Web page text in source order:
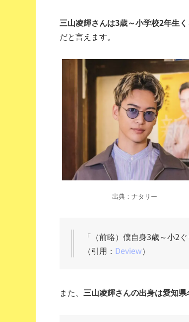
三山凌輝さんは3歳～小学校2年生
だと言えます。
出典：ナタリー
「 （前略） 僕自身3歳～小2
（引用： Deview）
また、 三山凌輝さんの出身は愛知